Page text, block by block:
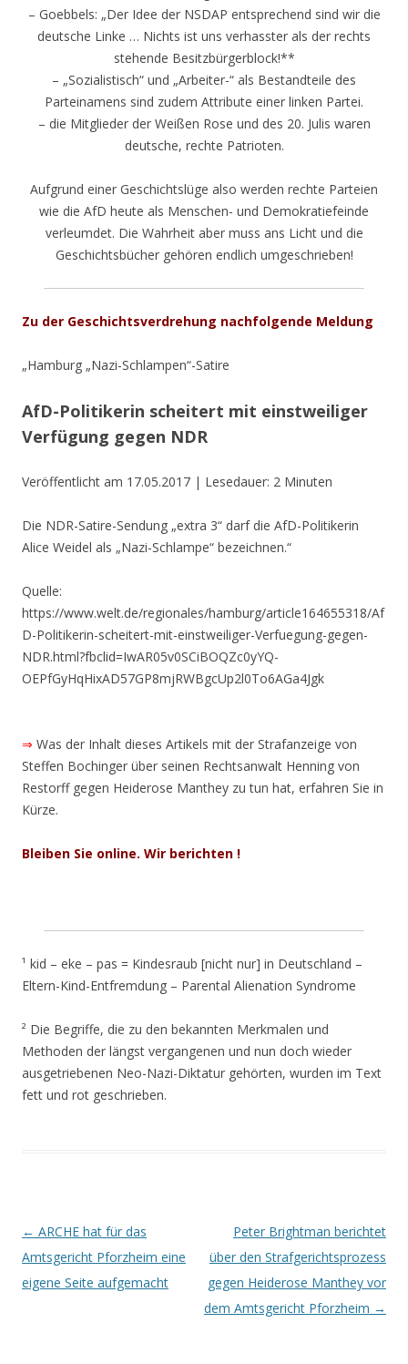
– Goebbels: „Der Idee der NSDAP entsprechend sind wir die
deutsche Linke … Nichts ist uns verhasster als der rechts
stehende Besitzbürgerblock!**
– „Sozialistisch“ und „Arbeiter-“ als Bestandteile des
Parteinamens sind zudem Attribute einer linken Partei.
– die Mitglieder der Weißen Rose und des 20. Julis waren
deutsche, rechte Patrioten.
Aufgrund einer Geschichtslüge also werden rechte Parteien
wie die AfD heute als Menschen- und Demokratiefeinde
verleumdet. Die Wahrheit aber muss ans Licht und die
Geschichtsbücher gehören endlich umgeschrieben!
Zu der Geschichtsverdrehung nachfolgende Meldung
„Hamburg „Nazi-Schlampen“-Satire
AfD-Politikerin scheitert mit einstweiliger
Verfügung gegen NDR
Veröffentlicht am 17.05.2017 | Lesedauer: 2 Minuten
Die NDR-Satire-Sendung „extra 3“ darf die AfD-Politikerin
Alice Weidel als „Nazi-Schlampe“ bezeichnen.“
Quelle:
https://www.welt.de/regionales/hamburg/article164655318/Af
D-Politikerin-scheitert-mit-einstweiliger-Verfuegung-gegen-
NDR.html?fbclid=IwAR05v0SCiBOQZc0yYQ-
OEPfGyHqHixAD57GP8mjRWBgcUp2l0To6AGa4Jgk
⇒ Was der Inhalt dieses Artikels mit der Strafanzeige von
Steffen Bochinger über seinen Rechtsanwalt Henning von
Restorff gegen Heiderose Manthey zu tun hat, erfahren Sie in
Kürze.
Bleiben Sie online. Wir berichten !
¹ kid – eke – pas = Kindesraub [nicht nur] in Deutschland –
Eltern-Kind-Entfremdung – Parental Alienation Syndrome
² Die Begriffe, die zu den bekannten Merkmalen und
Methoden der längst vergangenen und nun doch wieder
ausgetriebenen Neo-Nazi-Diktatur gehörten, wurden im Text
fett und rot geschrieben.
Beitrags-
Navigation
← ARCHE hat für das
Amtsgericht Pforzheim eine
eigene Seite aufgemacht
Peter Brightman berichtet
über den Strafgerichtsprozess
gegen Heiderose Manthey vor
dem Amtsgericht Pforzheim →